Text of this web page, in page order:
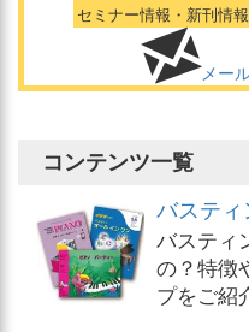
セミナー情報・新刊情
メー
コンテンツ一覧
バステ
バスティ
の？特徴
プをご紹